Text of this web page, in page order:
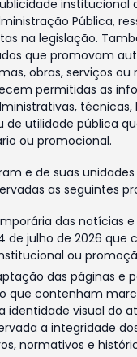
institucional
Pública,
na legislação.
que promovam
obras, serviços ou
permitidas as
técnicas,
de utilidade pública
ou promocional.
e de suas
as seguintes
das notícias
de julho de 2026 que
ou
das páginas e
que contenham
identidade visual do
a integridade
normativos e